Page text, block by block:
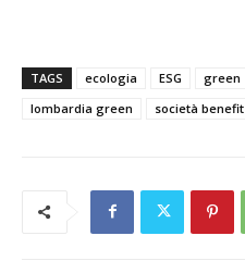
TAGS ecologia ESG green
lombardia green
società benefit